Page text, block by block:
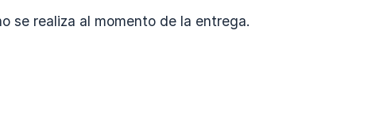
se realiza al momento de la entrega.